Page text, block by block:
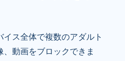
イス全体で複数のアダルト
、動画をブロックできま